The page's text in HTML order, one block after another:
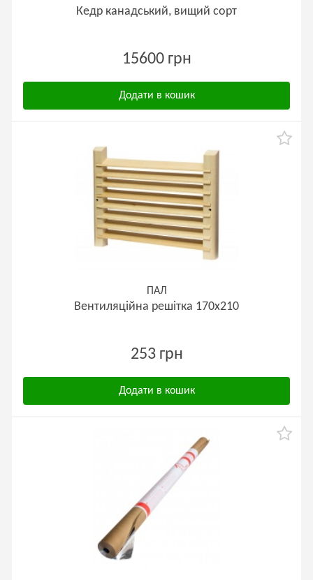
Кедр канадський, вищий сорт
15600 грн
Додати в кошик
ПАЛ
Вентиляційна решітка 170х210
253 грн
Додати в кошик